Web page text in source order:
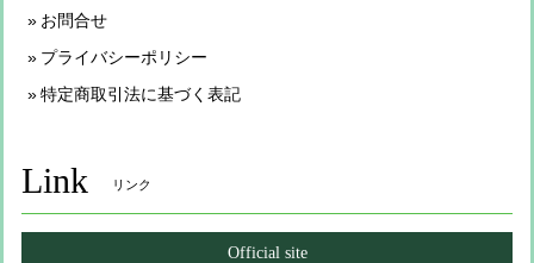
お問合せ
プライバシーポリシー
特定商取引法に基づく表記
Link リンク
Official site